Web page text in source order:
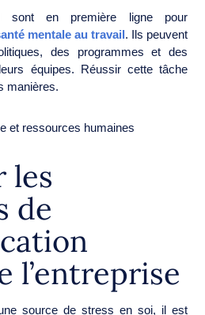
sont en première ligne pour
mentale au travail. Ils peuvent
des programmes et des
équipes. Réussir cette tâche
manières.
les
de
l’entreprise
source de stress en soi, il est